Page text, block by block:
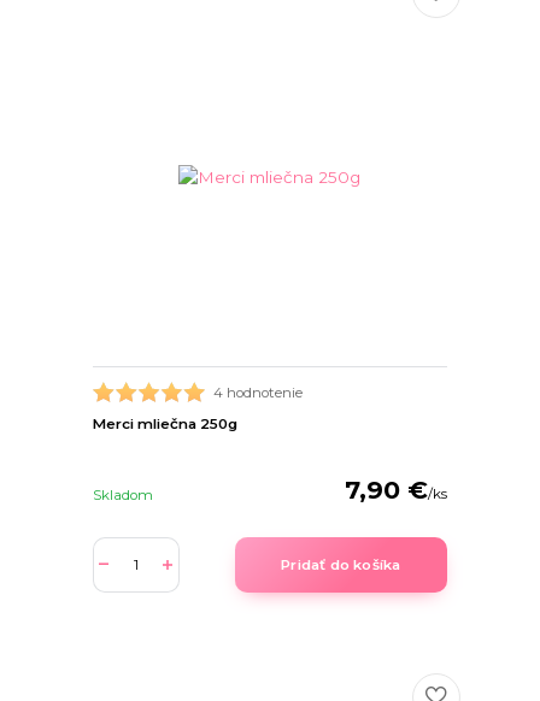
4 hodnotenie
Merci mliečna 250g
7,90 €/ks
Skladom
Pridať do košíka